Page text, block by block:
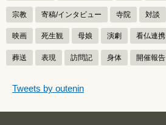
宗教 寄稿/インタビュー 寺院 対談
映画 死生観 母娘 演劇 看仏連携
葬送 表現 訪問記 身体 開催報告
つぶやきをスキップする
Tweets by outenin